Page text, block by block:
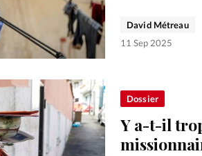
Soutenir les
concrètement
David Métreau
11 Sep 2025
Dossier
Y a-t-il